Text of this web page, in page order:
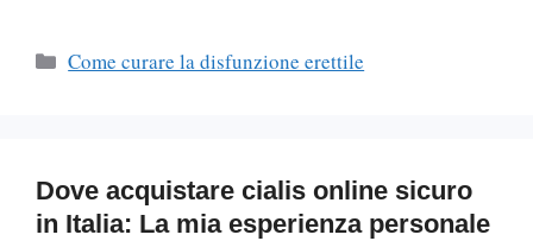
Categorie
Come curare la disfunzione erettile
Dove acquistare cialis online sicuro
in Italia: La mia esperienza personale